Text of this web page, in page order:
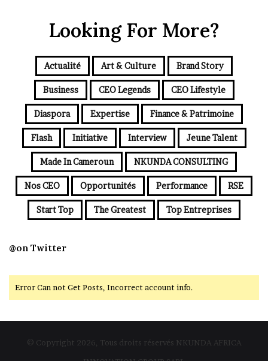
Looking For More?
Actualité Art & Culture Brand Story
Business CEO Legends CEO Lifestyle
Diaspora Expertise Finance & Patrimoine
Flash Initiative Interview Jeune Talent
Made In Cameroun NKUNDA CONSULTING
Nos CEO Opportunités Performance RSE
Start Top The Greatest Top Entreprises
@on Twitter
Error Can not Get Posts, Incorrect account info.
© Copyright 2026, Tous droits réservés NKUNDA AFRICA